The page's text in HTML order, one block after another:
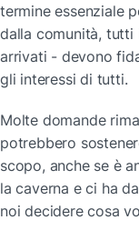
termine essenziale
dalla comunità,
arrivati - devono
gli interessi di tutti.
Molte domande
potrebbero
scopo, anche se è
la caverna e ci ha
noi decidere cosa